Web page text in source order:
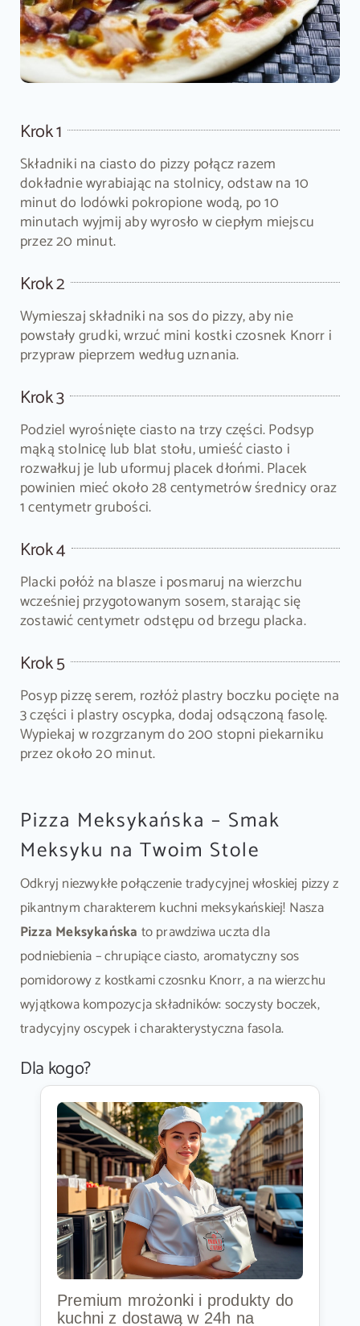
Krok 1
Składniki na ciasto do pizzy połącz razem
dokładnie wyrabiając na stolnicy, odstaw na 10
minut do lodówki pokropione wodą, po 10
minutach wyjmij aby wyrosło w ciepłym miejscu
przez 20 minut.
Krok 2
Wymieszaj składniki na sos do pizzy, aby nie
powstały grudki, wrzuć mini kostki czosnek Knorr i
przypraw pieprzem według uznania.
Krok 3
Podziel wyrośnięte ciasto na trzy części. Podsyp
mąką stolnicę lub blat stołu, umieść ciasto i
rozwałkuj je lub uformuj placek dłońmi. Placek
powinien mieć około 28 centymetrów średnicy oraz
1 centymetr grubości.
Krok 4
Placki połóż na blasze i posmaruj na wierzchu
wcześniej przygotowanym sosem, starając się
zostawić centymetr odstępu od brzegu placka.
Krok 5
Posyp pizzę serem, rozłóż plastry boczku pocięte na
3 części i plastry oscypka, dodaj odsączoną fasolę.
Wypiekaj w rozgrzanym do 200 stopni piekarniku
przez około 20 minut.
Pizza Meksykańska – Smak
Meksyku na Twoim Stole
Odkryj niezwykłe połączenie tradycyjnej włoskiej pizzy z
pikantnym charakterem kuchni meksykańskiej! Nasza
Pizza Meksykańska to prawdziwa uczta dla
podniebienia – chrupiące ciasto, aromatyczny sos
pomidorowy z kostkami czosnku Knorr, a na wierzchu
wyjątkowa kompozycja składników: soczysty boczek,
tradycyjny oscypek i charakterystyczna fasola.
Dla kogo?
Premium mrożonki i produkty do
kuchni z dostawą w 24h na